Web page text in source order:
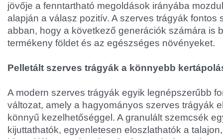
jövője a fenntartható megoldások irányába
alapján a válasz pozitív. A szerves trágyák fontos
abban, hogy a következő generációk számára is
termékeny földet és az egészséges növényeket.
Pelletált szerves trágyák a könnyebb
A modern szerves trágyák egyik legnépszerűbb
változat, amely a hagyományos szerves trágyák
könnyű kezelhetőséggel. A granulált szemcsék
kijuttathatók, egyenletesen eloszlathatók a